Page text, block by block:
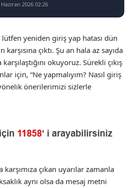
2026 02:26
lütfen yeniden giriş yap hatası dün
karşısına çıktı. Şu an hala az sayıda
okuyoruz. Sürekli çıkış
için, “Ne yapmalıyım? Nasıl giriş
önerilerimizi sizlerle
çıkan uyarılar zamanla
aynı olsa da mesaj metni